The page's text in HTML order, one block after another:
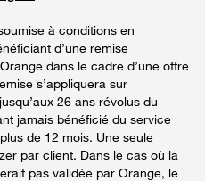
à conditions en
d’une remise
dans le cadre d’une offre
s’appliquera sur
26 ans révolus du
jamais bénéficié du service
de 12 mois. Une seule
par client. Dans le cas où la
pas validée par Orange, le